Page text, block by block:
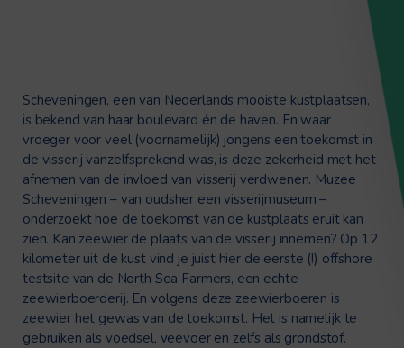
Scheveningen, een van Nederlands mooiste kustplaatsen,
is bekend van haar boulevard én de haven. En waar
vroeger voor veel (voornamelijk) jongens een toekomst in
de visserij vanzelfsprekend was, is deze zekerheid met het
afnemen van de invloed van visserij verdwenen. Muzee
Scheveningen – van oudsher een visserijmuseum –
onderzoekt hoe de toekomst van de kustplaats eruit kan
zien. Kan zeewier de plaats van de visserij innemen? Op 12
kilometer uit de kust vind je juist hier de eerste (!) offshore
testsite van de North Sea Farmers, een echte
zeewierboerderij. En volgens deze zeewierboeren is
zeewier het gewas van de toekomst. Het is namelijk te
gebruiken als voedsel, veevoer en zelfs als grondstof.